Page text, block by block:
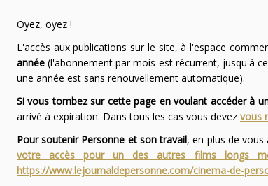
Oyez, oyez !
L'accès aux publications sur le site, à l'espace
année(l'abonnement par mois est récurrent, jusqu'à
une année est sans renouvellement automatique).
Si vous tombez sur cette page en voulant accéder à
arrivé à expiration. Dans tous les cas vous devez vous
Pour soutenir Personne et son travail, en plus de
votre accès pour un des autres films longs
https://www.lejournaldepersonne.com/cinema-de-